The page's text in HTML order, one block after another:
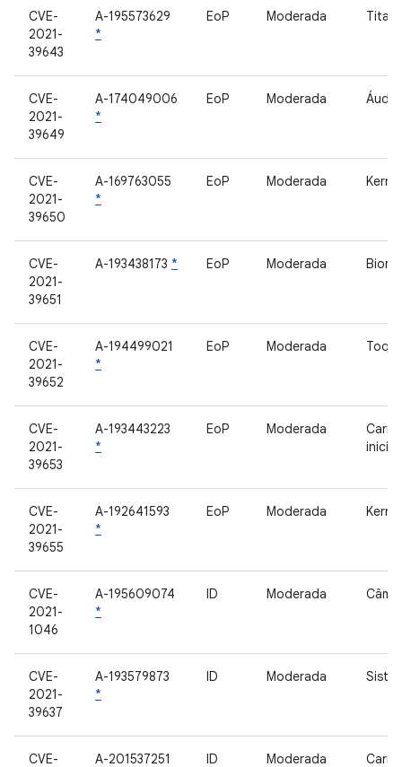
CVE-
2021-
39643
A-195573629
*
EoP Moderada Titan
CVE-
2021-
39649
A-174049006
*
EoP Moderada Áudio
CVE-
2021-
39650
A-169763055
*
EoP Moderada Kernel
CVE-
2021-
39651
A-193438173 * EoP Moderada
CVE-
2021-
39652
A-194499021
*
EoP Moderada
CVE-
2021-
39653
A-193443223
*
EoP Moderada
CVE-
2021-
39655
A-192641593
*
EoP Moderada Kernel
CVE-
2021-
1046
A-195609074
*
ID Moderada
CVE-
2021-
39637
A-193579873
*
ID Moderada
CVE- A-201537251 ID Moderada